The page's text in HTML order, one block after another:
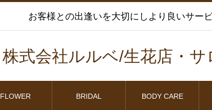
お客様との出逢いを大切にしより良いサー
株式会社ルルベ/生花店・サ
FLOWER BRIDAL BODY CARE